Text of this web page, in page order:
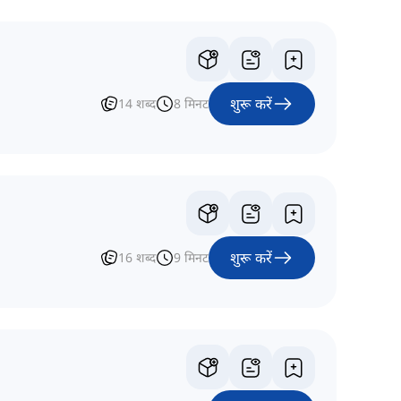
14 शब्द 8 मिनट शुरू करें
16 शब्द 9 मिनट शुरू करें